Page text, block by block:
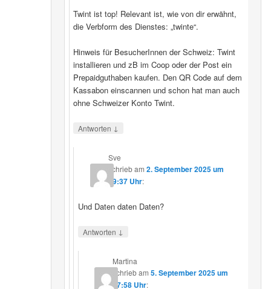
Twint ist top! Relevant ist, wie von dir erwähnt,
die Verbform des Dienstes: „twinte“.
Hinweis für BesucherInnen der Schweiz: Twint
installieren und zB im Coop oder der Post ein
Prepaidguthaben kaufen. Den QR Code auf dem
Kassabon einscannen und schon hat man auch
ohne Schweizer Konto Twint.
Antworten ↓
Sve
schriebam 2. September 2025 um
19:37 Uhr:
Und Daten daten Daten?
Antworten ↓
Martina
schriebam5. September 2025 um
17:58 Uhr: